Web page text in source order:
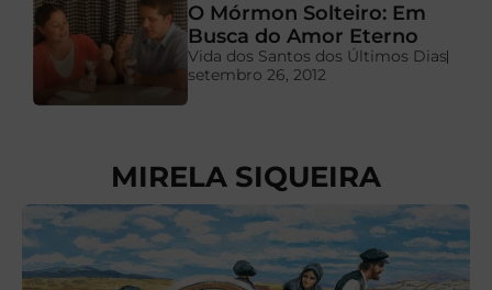
O Mórmon Solteiro: Em
Busca do Amor Eterno
Vida dos Santos dos Últimos Dias
setembro 26, 2012
MIRELA SIQUEIRA